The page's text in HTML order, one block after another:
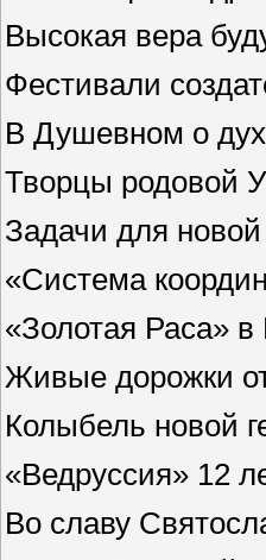
Высокая вера
Фестивали
В Душевном о
Творцы родовой
Задачи для
«Система
«Золотая Раса»
Живые дорожки
Колыбель новой
«Ведруссия» 12
Во славу